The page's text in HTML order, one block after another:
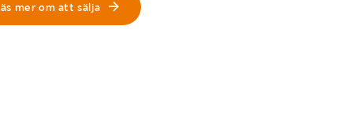
mer om att sälja